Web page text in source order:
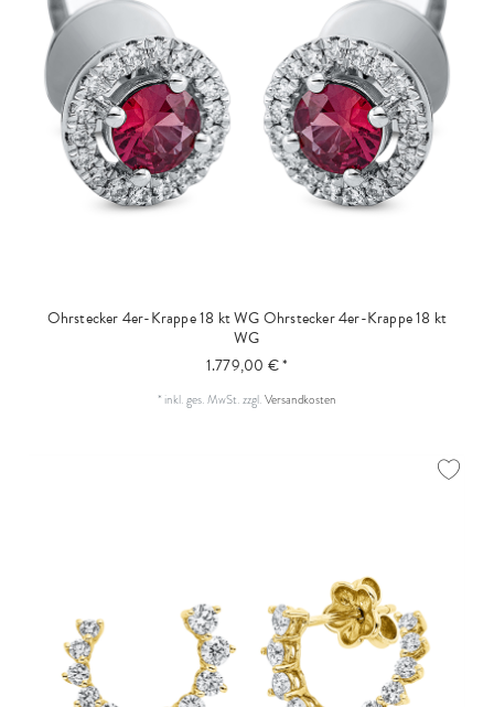
Ohrstecker 4er-Krappe 18 kt WGOhrstecker 4er-Krappe 18 kt
WG
1.779,00 € *
* inkl. ges. MwSt.zzgl.Versandkosten